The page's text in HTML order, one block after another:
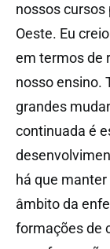
nossos cursos
Oeste. Eu
em termos de
nosso ensino.
grandes
continuada é
há que
âmbito da
formações de